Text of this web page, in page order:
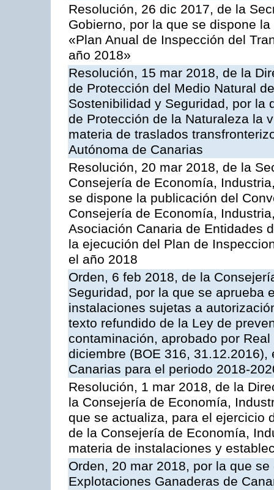
Resolución, 26 dic 2017, de la
Gobierno, por la que se dispone
«Plan Anual de Inspección del
año 2018»
Resolución, 15 mar 2018, de la
de Protección del Medio Natural
Sostenibilidad y Seguridad, por la
de Protección de la Naturaleza la
materia de traslados
Autónoma de Canarias
Resolución, 20 mar 2018, de la
Consejería de Economía,
se dispone la publicación del
Consejería de Economía,
Asociación Canaria de Entidades
la ejecución del Plan de
el año 2018
Orden, 6 feb 2018, de la
Seguridad, por la que se aprueba
instalaciones sujetas a
texto refundido de la Ley de
contaminación, aprobado por
diciembre (BOE 316,
Canarias para el periodo 2018-
Resolución, 1 mar 2018, de la
la Consejería de Economía,
que se actualiza, para el ejercicio
de la Consejería de Economía,
materia de instalaciones y
Orden, 20 mar 2018, por la que
Explotaciones Ganaderas de